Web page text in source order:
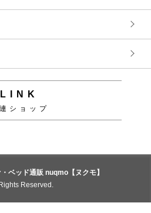
LINK
ショップ
ベッド通販 nuqmo【ヌクモ】
Reserved.